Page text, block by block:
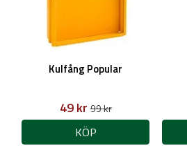
Kulfång Popular
49 kr99 kr
KÖP